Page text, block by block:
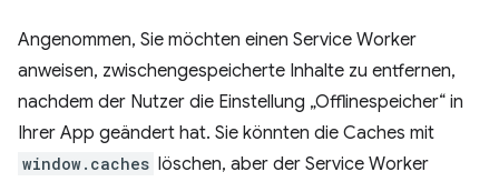
Angenommen, Sie möchten einen Service Worker
anweisen, zwischengespeicherte Inhalte zu entfernen,
nachdem der Nutzer die Einstellung „Offlinespeicher“ in
Ihrer App geändert hat. Sie könnten die Caches mit
window.caches löschen, aber der Service Worker